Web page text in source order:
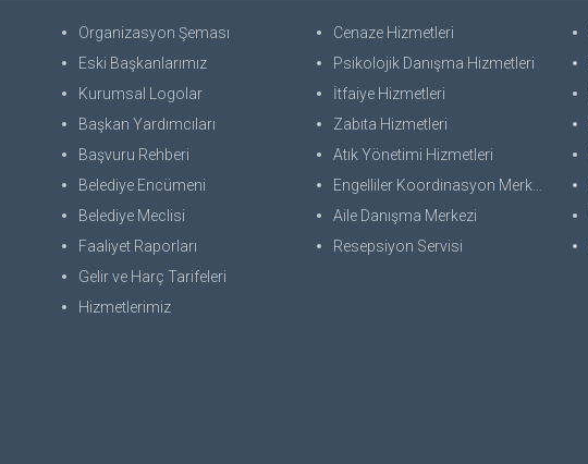
Organizasyon Şeması
Eski Başkanlarımız
Kurumsal Logolar
Başkan Yardımcıları
Başvuru Rehberi
Belediye Encümeni
Belediye Meclisi
Faaliyet Raporları
Gelir ve Harç Tarifeleri
Hizmetlerimiz
Cenaze Hizmetleri
Psikolojik Danışma Hizmetleri
İtfaiye Hizmetleri
Zabıta Hizmetleri
Atık Yönetimi Hizmetleri
Engelliler Koordinasyon Merkezi
Aile Danışma Merkezi
Resepsiyon Servisi